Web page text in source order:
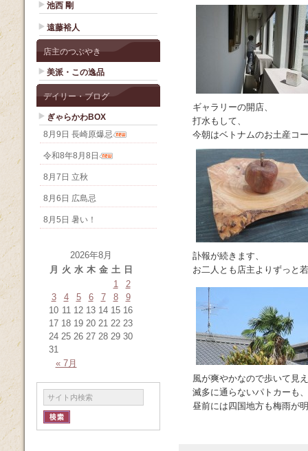
池西 剛
遠藤裕人
店主のつぶやき
美派・この逸品
デイリー・ブログ
ぎゃらかわBOX
8月9日 長崎原爆忌
令和8年8月8日
8月7日 立秋
8月6日 広島忌
8月5日 暑い！
2026年8月
月
火 水 木 金 土 日
« 7月
1
2
3
4 5 6 7 8
9
10 11 12 13 14 15 16
17 18 19 20 21 22 23
24 25 26 27 28 29 30
31
ギャラリーの開店、
打水もして、
今朝はベトナムのお土産コ
訃報が続きます、
お二人とも店主よりずっと
風が爽やかなので歩いて見
滅多に通らないパトカーも、
昼前には四国地方も梅雨が